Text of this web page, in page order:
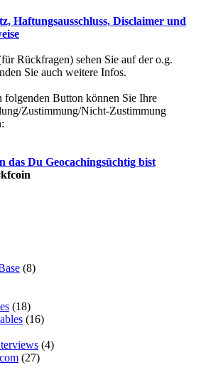
Haftungsausschluss, Disclaimer und
Rückfragen) sehen Sie auf der o.g.
Sie auch weitere Infos.
Button können Sie Ihre
Zustimmung/Nicht-Zustimmung
das Du Geocachingsüchtig bist
(8)
(18)
(16)
(4)
(27)